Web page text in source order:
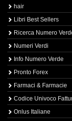
hair
Libri Best Sellers
Ricerca Numero
Numeri Verdi
Info Numero Verde
Pronto Forex
Farmaci & Farmacie
Codice Univoco
Onlus Italiane